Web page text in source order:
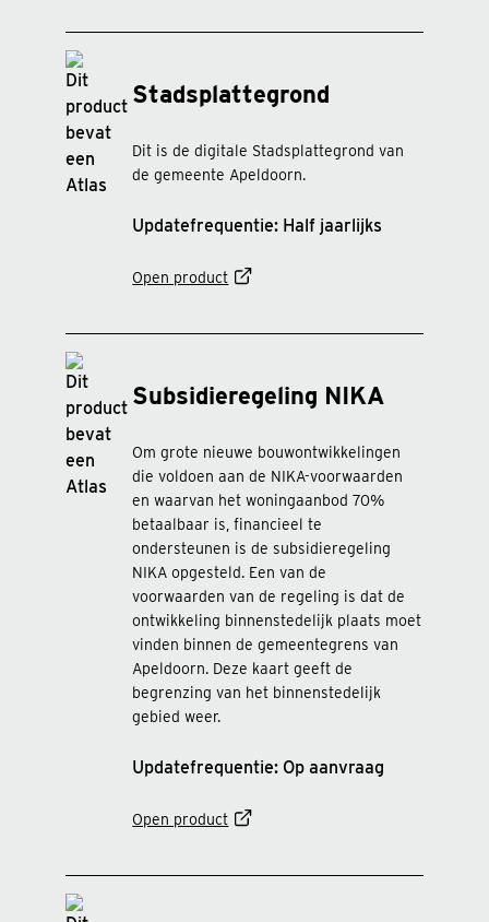
Stadsplattegrond
Dit is de digitale Stadsplattegrond van
de gemeente Apeldoorn.
Updatefrequentie: Half jaarlijks
Open product
Subsidieregeling NIKA
Om grote nieuwe bouwontwikkelingen
die voldoen aan de NIKA-voorwaarden
en waarvan het woningaanbod 70%
betaalbaar is, financieel te
ondersteunen is de subsidieregeling
NIKA opgesteld. Een van de
voorwaarden van de regeling is dat de
ontwikkeling binnenstedelijk plaats moet
vinden binnen de gemeentegrens van
Apeldoorn. Deze kaart geeft de
begrenzing van het binnenstedelijk
gebied weer.
Updatefrequentie: Op aanvraag
Open product